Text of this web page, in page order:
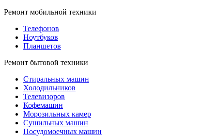
Ремонт мобильной техники
Телефонов
Ноутбуков
Планшетов
Ремонт бытовой техники
Стиральных машин
Холодильников
Телевизоров
Кофемашин
Морозильных камер
Сушильных машин
Посудомоечных машин